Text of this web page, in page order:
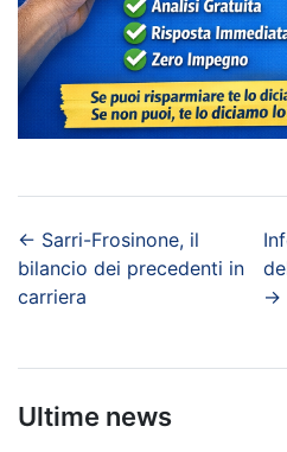
← Sarri-Frosinone, il
bilancio dei precedenti in
carriera
→
Ultime news